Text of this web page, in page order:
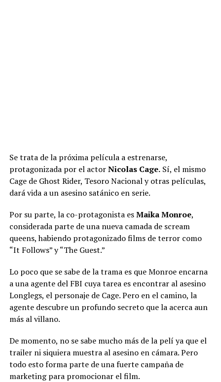
Se trata de la próxima película a estrenarse,
protagonizada por el actorNicolas Cage.Sí, el mismo
Cage de Ghost Rider, Tesoro Nacional y otras películas,
dará vida a un asesino satánico en serie.
Por su parte, la co-protagonista esMaika Monroe,
considerada parte de una nueva camada de scream
queens, habiendo protagonizado films de terror como
“It Follows” y “The Guest.”
Lo poco que se sabe de la trama es que Monroe encarna
a una agente del FBI cuya tarea es encontrar al asesino
Longlegs, el personaje de Cage. Pero en el camino, la
agente descubre un profundo secreto que la acerca aun
más al villano.
De momento, no se sabe mucho más de la pelí ya que el
trailer ni siquiera muestra al asesino en cámara. Pero
todo esto forma parte de una fuerte campaña de
marketing para promocionar el film.